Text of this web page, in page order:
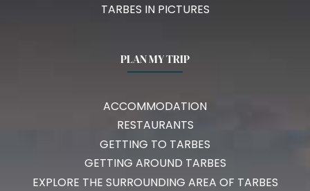
TARBES IN PICTURES
PLAN MY TRIP
ACCOMMODATION
RESTAURANTS
GETTING TO TARBES
GETTING AROUND TARBES
EXPLORE THE SURROUNDING AREA OF TARBES